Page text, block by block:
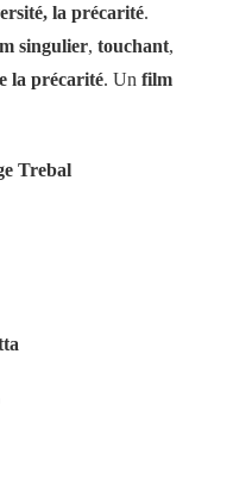
la précarité.
singulier, touchant,
la précarité. Un film
Trebal